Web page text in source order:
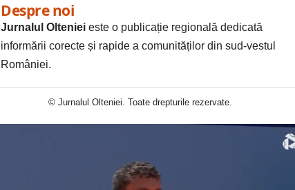
Despre noi
Jurnalul Olteniei este o publicație regională dedicată
informării corecte și rapide a comunităților din sud-vestul
României.
© Jurnalul Olteniei. Toate drepturile rezervate.